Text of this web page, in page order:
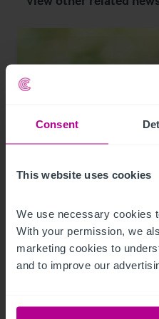
Consent
This website uses cookies
We use necessary cookies
With your permission, we
marketing cookies to
and to improve our
Betreiber
aktiv